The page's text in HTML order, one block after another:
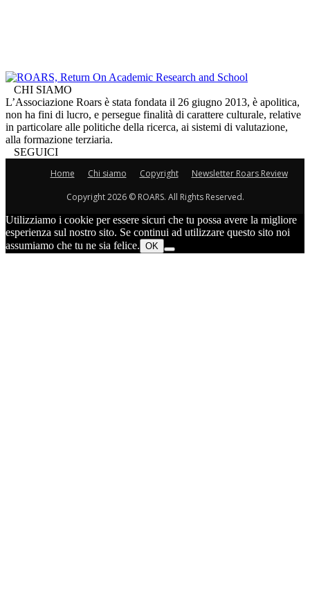
CHI SIAMO
L’Associazione Roars è stata fondata il 26 giugno 2013, è apolitica,
non ha fini di lucro, e persegue finalità di carattere culturale, relative
in particolare alle politiche della ricerca, ai sistemi di valutazione,
alla formazione terziaria.
SEGUICI
Home
Chi siamo Copyright
Newsletter Roars Review
Copyright 2026 © ROARS. All Rights Reserved.
Utilizziamo i cookie per essere sicuri che tu possa avere la migliore
esperienza sul nostro sito. Se continui ad utilizzare questo sito noi
assumiamo che tu ne sia felice. OK